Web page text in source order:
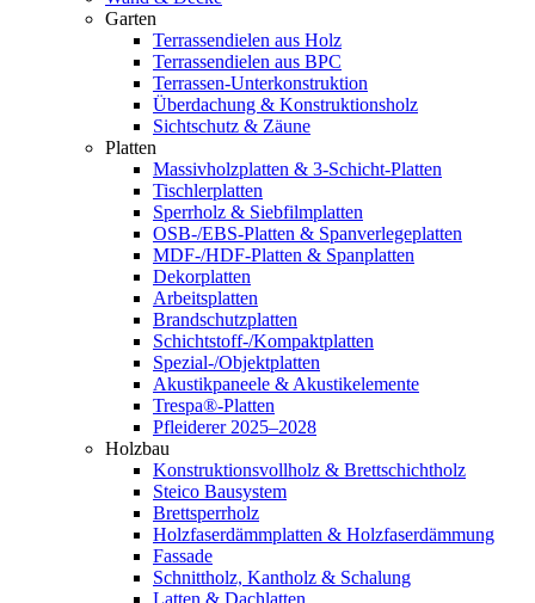
Garten
Terrassendielen aus Holz
Terrassendielen aus BPC
Terrassen-Unterkonstruktion
Überdachung & Konstruktionsholz
Sichtschutz & Zäune
Platten
Massivholzplatten & 3-Schicht-Platten
Tischlerplatten
Sperrholz & Siebfilmplatten
OSB-/EBS-Platten & Spanverlegeplatten
MDF-/HDF-Platten & Spanplatten
Dekorplatten
Arbeitsplatten
Brandschutzplatten
Schichtstoff-/Kompaktplatten
Spezial-/Objektplatten
Akustikpaneele & Akustikelemente
Trespa®-Platten
Pfleiderer 2025–2028
Holzbau
Konstruktionsvollholz & Brettschichtholz
Steico Bausystem
Brettsperrholz
Holzfaserdämmplatten & Holzfaserdämmung
Fassade
Schnittholz, Kantholz & Schalung
Latten & Dachlatten